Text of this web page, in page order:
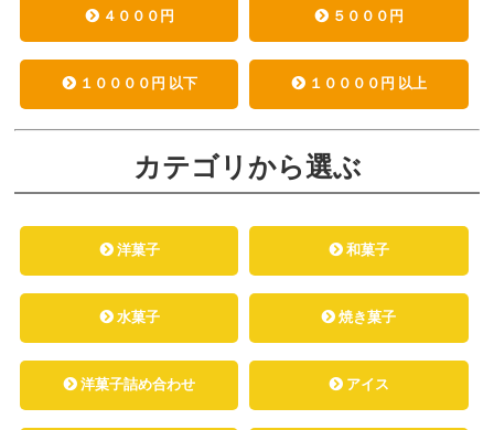
４０００円 ５０００円
１００００円 以下 １００００円 以上
カテゴリから選ぶ
洋菓子 和菓子
水菓子 焼き菓子
洋菓子詰め合わせ アイス